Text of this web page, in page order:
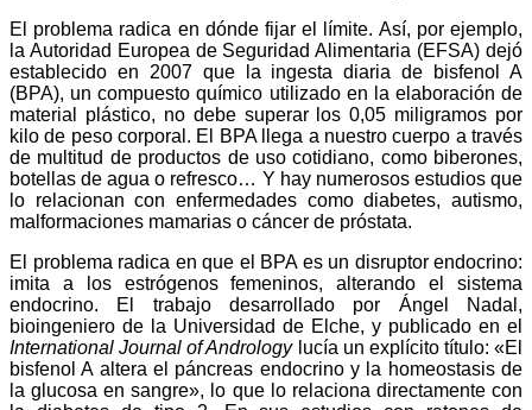
El problema radica en dónde fijar el límite. Así, por ejemplo,
la Autoridad Europea de Seguridad Alimentaria (EFSA) dejó
establecido en 2007 que la ingesta diaria de bisfenol A
(BPA), un compuesto químico utilizado en la elaboración de
material plástico, no debe superar los 0,05 miligramos por
kilo de peso corporal. El BPA llega a nuestro cuerpo a través
de multitud de productos de uso cotidiano, como biberones,
botellas de agua o refresco… Y hay numerosos estudios que
lo relacionan con enfermedades como diabetes, autismo,
malformaciones mamarias o cáncer de próstata.
El problema radica en que el BPA es un disruptor endocrino:
imita a los estrógenos femeninos, alterando el sistema
endocrino. El trabajo desarrollado por Ángel Nadal,
bioingeniero de la Universidad de Elche, y publicado en el
International Journal of Andrologylucía un explícito título: «El
bisfenol A altera el páncreas endocrino y la homeostasis de
la glucosa en sangre», lo que lo relaciona directamente con